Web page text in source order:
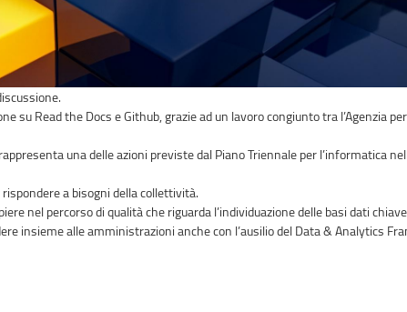
su Read the Docs e Github, grazie ad un lavoro congiunto tra l’Agenzia
una delle azioni previste dal Piano Triennale per l’informatica
a bisogni della collettività.
nel percorso di qualità che riguarda l’individuazione delle basi dati
insieme alle amministrazioni anche con l’ausilio del Data & Analytics